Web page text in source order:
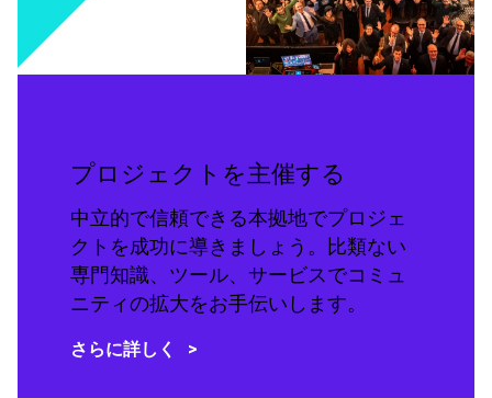
プロジェクトを主催する
中立的で信頼できる本拠地でプロジェ
クトを成功に導きましょう。比類ない
専門知識、ツール、サービスでコミュ
ニティの拡大をお手伝いします。
さらに詳しく